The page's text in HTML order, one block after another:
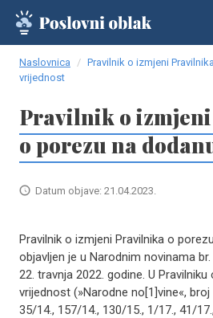
Naslovnica
Pravilnik o izmjeni
vrijednost
Pravilnik o
o porezu na
Datum objave: 21.04.2023.
Pravilnik o izmjeni Pravilnika o
objavljen je u Narodnim novinama
22. travnja 2022. godine. U
vrijednost (»Narodne no[1]vine«,
35/14., 157/14., 130/15., 1/17., 41/